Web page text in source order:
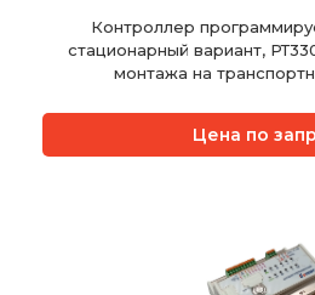
Контроллер
стационарный вариант,
монтажа на
Цена по